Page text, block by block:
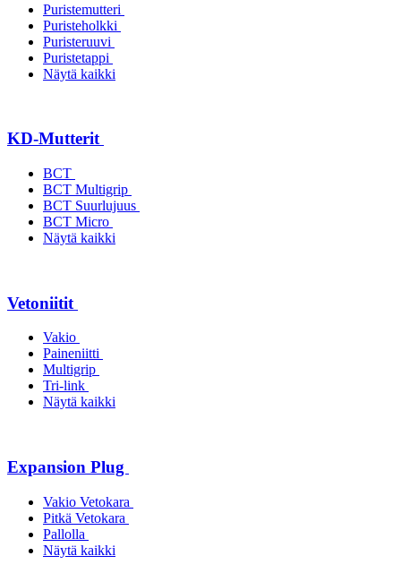
Puristemutteri
Puristeholkki
Puristeruuvi
Puristetappi
Näytä kaikki
KD-Mutterit
BCT
BCT Multigrip
BCT Suurlujuus
BCT Micro
Näytä kaikki
Vetoniitit
Vakio
Paineniitti
Multigrip
Tri-link
Näytä kaikki
Expansion Plug
Vakio Vetokara
Pitkä Vetokara
Pallolla
Näytä kaikki